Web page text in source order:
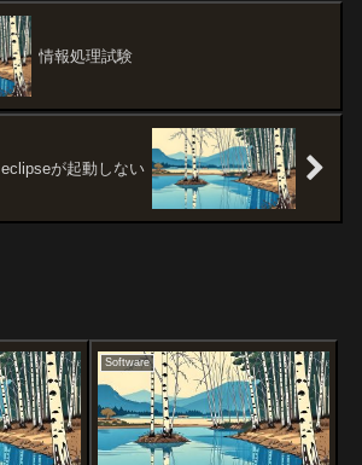
情報処理試験
eclipseが起動しない
Software